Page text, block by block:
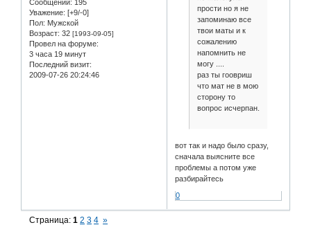
Сообщений: 195
Уважение: [+9/-0]
Пол: Мужской
Возраст: 32 [1993-09-05]
Провел на форуме:
3 часа 19 минут
Последний визит:
2009-07-26 20:24:46
прости но я не
запоминаю все
твои маты и к
сожалению
напомнить не
могу ....
раз ты гоовриш
что мат не в мою
сторону то
вопрос исчерпан.
вот так и надо было сразу,
сначала выясните все
проблемы а потом уже
разбирайтесь
0
Страница:1 2 3 4 »